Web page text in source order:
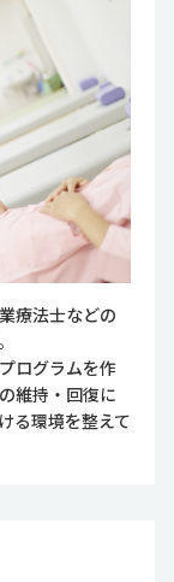
療法士などの
ログラムを作
維持・回復に
る環境を整えて